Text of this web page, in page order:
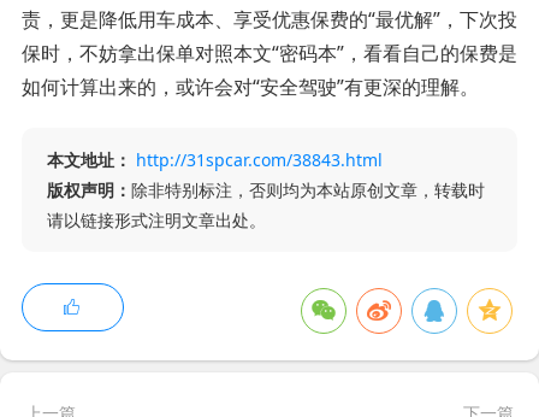
责，更是降低用车成本、享受优惠保费的“最优解”，下次投
保时，不妨拿出保单对照本文“密码本”，看看自己的保费是
如何计算出来的，或许会对“安全驾驶”有更深的理解。
本文地址： http://31spcar.com/38843.html
版权声明： 除非特别标注，否则均为本站原创文章，转载时
请以链接形式注明文章出处。